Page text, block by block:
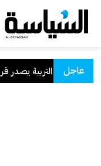
عاجل
وزير التربية يصدر